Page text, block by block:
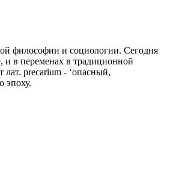
философии и социологии. Сегодня
в переменах в традиционной
лат. precarium - ‘опасный,
эпоху.